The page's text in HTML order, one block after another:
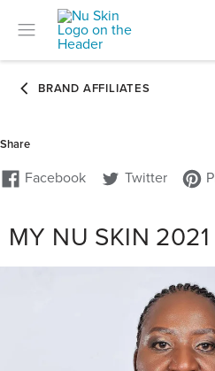
MY NU SKIN 2021